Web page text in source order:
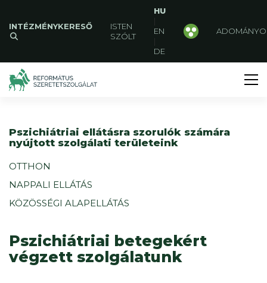
INTÉZMÉNYKERESŐ
ISTEN
SZÓLT
HU
|
EN
|
DE
Pszichiátriai ellátásra szorulók számára
nyújtott szolgálati területeink
OTTHON
NAPPALI ELLÁTÁS
KÖZÖSSÉGI ALAPELLÁTÁS
Pszichiátriai betegekért
végzett szolgálatunk